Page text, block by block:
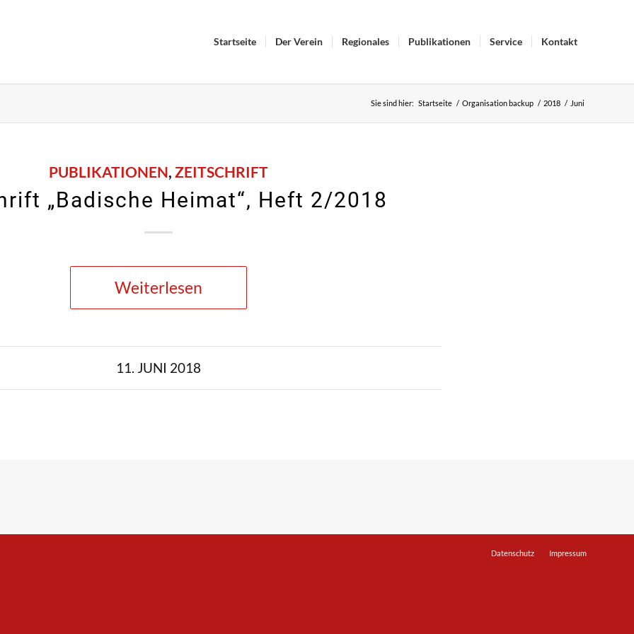
Startseite Der Verein Regionales Publikationen Service Kontakt
Sie sind hier: Startseite / Organisation backup / 2018 / Juni
PUBLIKATIONEN, ZEITSCHRIFT
„Badische Heimat“, Heft 2/2018
Weiterlesen
11. JUNI 2018
Datenschutz Impressum